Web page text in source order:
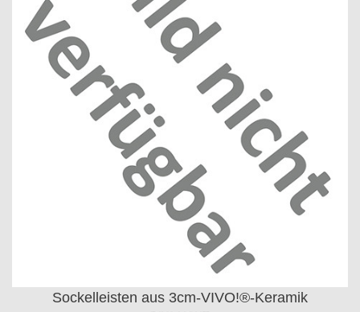
Sockelleisten aus 3cm-VIVO!®-Keramik